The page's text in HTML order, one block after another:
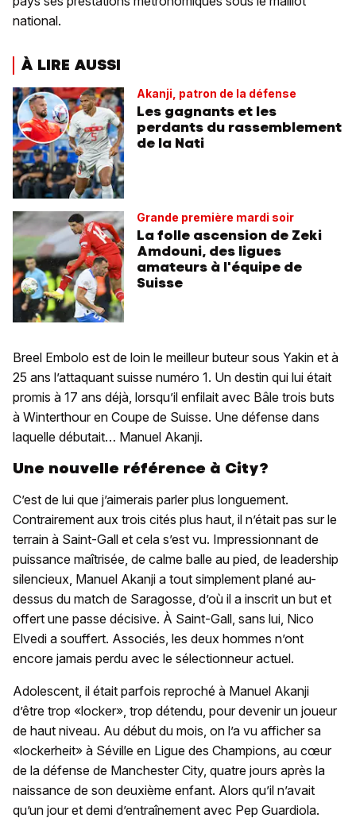
national.
À LIRE AUSSI
Akanji, patron de la défense
Les gagnants et les
perdants du rassemblement
de la Nati
Grande première mardi soir
La folle ascension de Zeki
Amdouni, des ligues
amateurs à l'équipe de
Suisse
Breel Embolo est de loin le meilleur buteur sous Yakin et à
25 ans l’attaquant suisse numéro 1. Un destin qui lui était
promis à 17 ans déjà, lorsqu’il enfilait avec Bâle trois buts
à Winterthour en Coupe de Suisse. Une défense dans
laquelle débutait… Manuel Akanji.
Une nouvelle référence à City?
C’est de lui que j’aimerais parler plus longuement.
Contrairement aux trois cités plus haut, il n’était pas sur le
terrain à Saint-Gall et cela s’est vu. Impressionnant de
puissance maîtrisée, de calme balle au pied, de leadership
silencieux, Manuel Akanji a tout simplement plané au-
dessus du match de Saragosse, d’où il a inscrit un but et
offert une passe décisive. À Saint-Gall, sans lui, Nico
Elvedi a souffert. Associés, les deux hommes n’ont
encore jamais perdu avec le sélectionneur actuel.
Adolescent, il était parfois reproché à Manuel Akanji
d’être trop «locker», trop détendu, pour devenir un joueur
de haut niveau. Au début du mois, on l’a vu afficher sa
«lockerheit» à Séville en Ligue des Champions, au cœur
de la défense de Manchester City, quatre jours après la
naissance de son deuxième enfant. Alors qu’il n’avait
qu’un jour et demi d’entraînement avec Pep Guardiola.